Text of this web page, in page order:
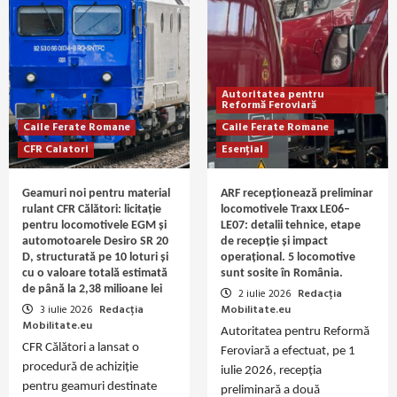
Caile Ferate Romane
CFR Calatori
Geamuri noi pentru material
rulant CFR Călători: licitație
pentru locomotivele EGM și
automotoarele Desiro SR 20
D, structurată pe 10 loturi și
cu o valoare totală estimată
de până la 2,38 milioane lei
3 iulie 2026 Redacția
Mobilitate.eu
CFR Călători a lansat o
procedură de achiziție
pentru geamuri destinate
Autoritatea pentru
Reformă Feroviară
Caile Ferate Romane
Esențial
ARF recepționează preliminar
locomotivele Traxx LE06–
LE07: detalii tehnice, etape
de recepție și impact
operațional. 5 locomotive
sunt sosite în România.
2 iulie 2026 Redacția
Mobilitate.eu
Autoritatea pentru Reformă
Feroviară a efectuat, pe 1
iulie 2026, recepția
preliminară a două